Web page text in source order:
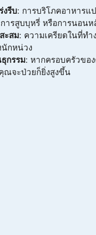
งรีบ: การบริโภคอาหารแ
ารสูบบุหรี่ หรือการนอนห
ะสม: ความเครียดในที่ท
กหน่วง
กรรม: หากครอบครัวขอ
ณจะป่วยก็ยิ่งสูงขึ้น